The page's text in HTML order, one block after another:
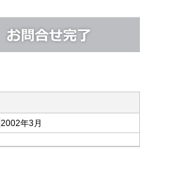
築年月
2002年3月